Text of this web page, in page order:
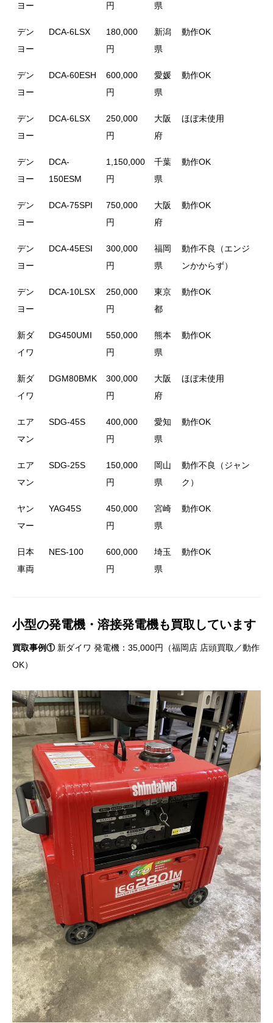
ヨー
円
県
デン
ヨー
DCA-6LSX
180,000
円
新潟
県
動作OK
デン
ヨー
DCA-60ESH
600,000
円
愛媛
県
動作OK
デン
ヨー
DCA-6LSX
250,000
円
大阪
府
ほぼ未使用
デン
ヨー
DCA-
150ESM
1,150,000
円
千葉
県
動作OK
デン
ヨー
DCA-75SPI
750,000
円
大阪
府
動作OK
デン
ヨー
DCA-45ESI
300,000
円
福岡
県
動作不良（エンジ
ンかからず）
デン
ヨー
DCA-10LSX
250,000
円
東京
都
動作OK
新ダ
イワ
DG450UMI
550,000
円
熊本
県
動作OK
新ダ
イワ
DGM80BMK
300,000
円
大阪
府
ほぼ未使用
エア
マン
SDG-45S
400,000
円
愛知
県
動作OK
エア
マン
SDG-25S
150,000
円
岡山
県
動作不良（ジャン
ク）
ヤン
マー
YAG45S
450,000
円
宮崎
県
動作OK
日本
車両
NES-100
600,000
円
埼玉
県
動作OK
小型の発電機・溶接発電機も買取しています
買取事例①新ダイワ 発電機：35,000円（福岡店 店頭買取／動作
OK）